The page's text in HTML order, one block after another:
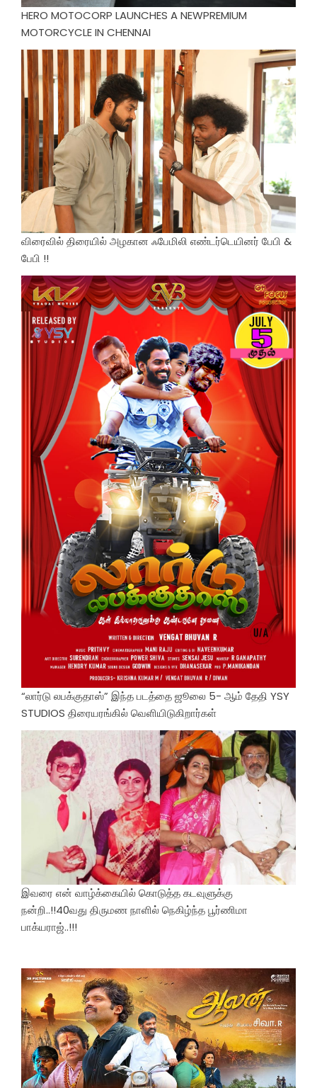
HERO MOTOCORP LAUNCHES A NEWPREMIUM
MOTORCYCLE IN CHENNAI
விரைவில் திரையில் அழகான ஃபேமிலி எண்டர்டெயினர் பேபி &
பேபி !!
“லார்டு லபக்குதாஸ்” இந்த படத்தை ஜூலை 5- ஆம் தேதி YSY
STUDIOS திரையரங்கில் வெளியிடுகிறார்கள்
இவரை என் வாழ்க்கையில் கொடுத்த கடவுளுக்கு
நன்றி..!!40வது திருமண நாளில் நெகிழ்ந்த பூர்ணிமா
பாக்யராஜ்..!!!